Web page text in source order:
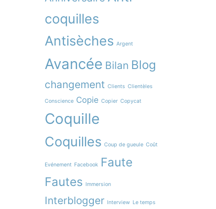
coquilles
Antisèches Argent
Avancée Bilan Blog
changement Clients Clientèles
Conscience Copie Copier Copycat
Coquille
Coquilles Coup de gueule Coût
Evénement Facebook Faute
Fautes Immersion
Interblogger Interview Le temps